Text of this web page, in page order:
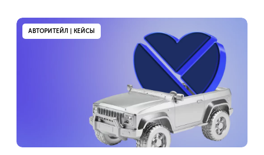
АВТОРИТЕЙЛ | КЕЙСЫ